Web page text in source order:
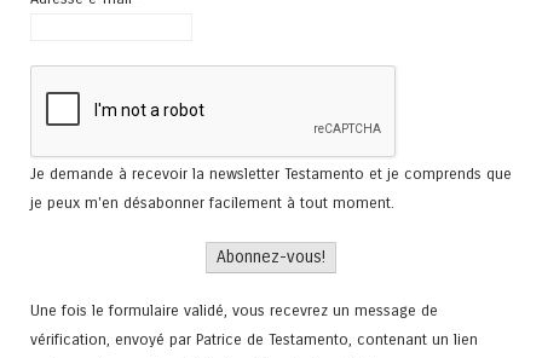
Je demande à recevoir la newsletter Testamento et je comprends que
je peux m'en désabonner facilement à tout moment.
Une fois le formulaire validé, vous recevrez un message de
vérification, envoyé par Patrice de Testamento, contenant un lien